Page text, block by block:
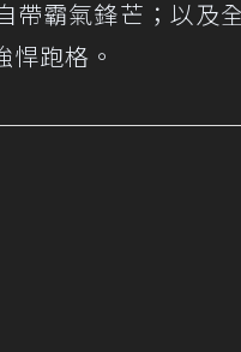
帶霸氣鋒芒；以及
跑格。